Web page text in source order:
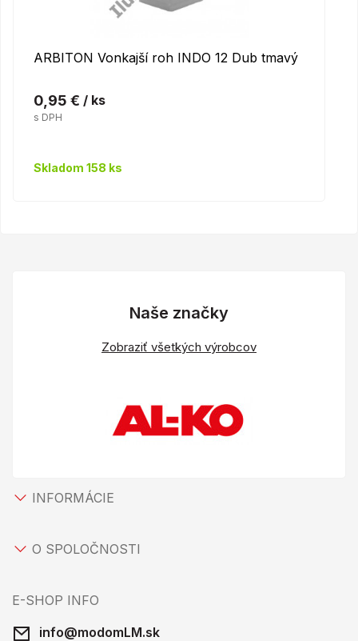
ARBITON Vonkajší roh INDO 12 Dub tmavý
0,95 € / ks
s DPH
Skladom 158 ks
Naše značky
Zobraziť všetkých výrobcov
INFORMÁCIE
O SPOLOČNOSTI
E-SHOP INFO
info@modomLM.sk